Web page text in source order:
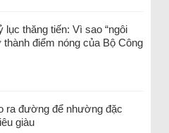
lục thăng tiến: Vì sao “ngôi
thành điểm nóng của Bộ Công
ra đường để nhường đặc
giàu